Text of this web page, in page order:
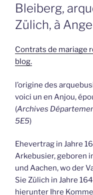
Bleiberg,
Zülich, à
Contrats de mariage
blog.
l’origine des
voici un en Anjou,
(Archives
5E5)
Ehevertrag in Jahre
Arkebusier, geboren
und Aachen, wo der
Sie Zülich in Jahre
hierunter Ihre